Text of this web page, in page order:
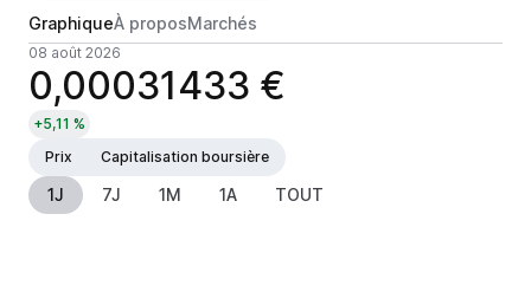
GraphiqueÀ proposMarchés
08 août 2026
0,00031433 €
+5,11 %
Prix
Capitalisation boursière
1J 7J 1M 1A TOUT